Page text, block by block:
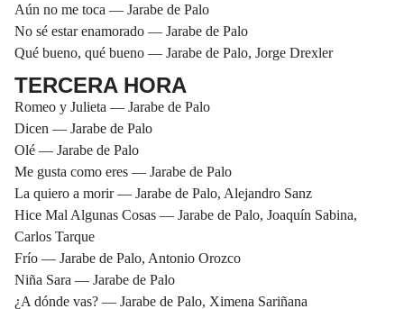
Aún no me toca — Jarabe de Palo
No sé estar enamorado — Jarabe de Palo
Qué bueno, qué bueno — Jarabe de Palo, Jorge Drexler
TERCERA HORA
Romeo y Julieta — Jarabe de Palo
Dicen — Jarabe de Palo
Olé — Jarabe de Palo
Me gusta como eres — Jarabe de Palo
La quiero a morir — Jarabe de Palo, Alejandro Sanz
Hice Mal Algunas Cosas — Jarabe de Palo, Joaquín Sabina,
Carlos Tarque
Frío — Jarabe de Palo, Antonio Orozco
Niña Sara — Jarabe de Palo
¿A dónde vas? — Jarabe de Palo, Ximena Sariñana